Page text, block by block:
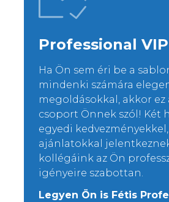
Professional
Ha Ön sem éri be a
mindenki számára
megoldásokkal, akkor ez
csoport Önnek szól! Két
egyedi
ajánlatokkal
kollégáink az Ön
igényeire szabottan.
Legyen Ön is Fétis